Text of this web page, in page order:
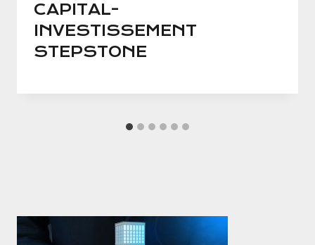
CAPITAL-
INVESTISSEMENT
STEPSTONE